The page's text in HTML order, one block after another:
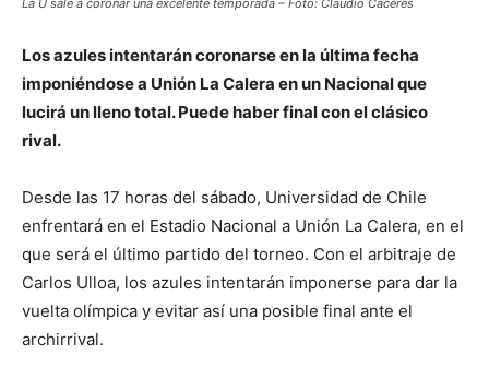
La U sale a coronar una excelente temporada – Foto: Claudio Cáceres
Los azules intentarán coronarse en la última fecha
imponiéndose a Unión La Calera en un Nacional que
lucirá un lleno total. Puede haber final con el clásico
rival.
Desde las 17 horas del sábado, Universidad de Chile
enfrentará en el Estadio Nacional a Unión La Calera, en el
que será el último partido del torneo. Con el arbitraje de
Carlos Ulloa, los azules intentarán imponerse para dar la
vuelta olímpica y evitar así una posible final ante el
archirrival.